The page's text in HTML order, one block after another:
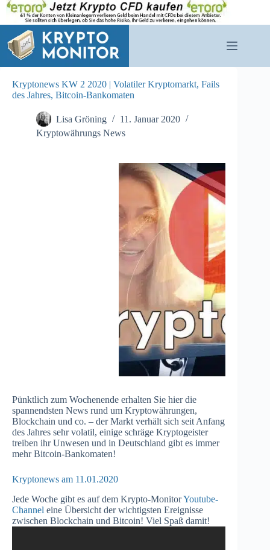
Zum
Inhalt
springen
Kryptonews KW 2 2020 | Volatiler Kryptomarkt, Fails
des Jahres, Bitcoin-Bankomaten
Lisa Gröning
11. Januar 2020
Kryptowährungs News
Pünktlich zum Wochenende erhalten Sie hier die
spannendsten News rund um Kryptowährungen,
Blockchain und co. – der Markt verhält sich seit Anfang
des Jahres sehr volatil, einige schräge Kryptogeister
treiben ihr Unwesen und in Deutschland gibt es immer
mehr Bitcoin-Bankomaten!
Kryptonews am 11.01.2020
Jede Woche gibt es auf dem Krypto-MonitorYoutube-
Channel eine Übersicht der wichtigsten Ereignisse
zwischen Blockchain und Bitcoin! Viel Spaß damit!